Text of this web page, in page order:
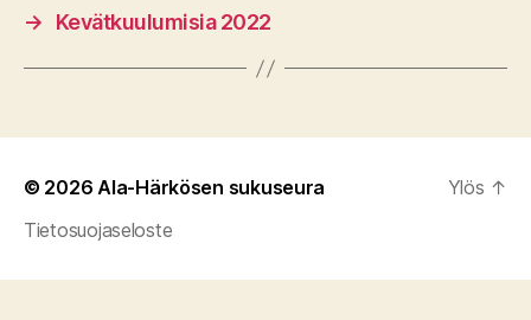
→
Kevätkuulumisia 2022
© 2026Ala-Härkösen sukuseura
Tietosuojaseloste
Ylös ↑